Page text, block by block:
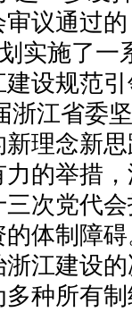
议通过
实施了
设规范
浙江省委
理念新
的举措
次党代
体制障
江建设
种所有